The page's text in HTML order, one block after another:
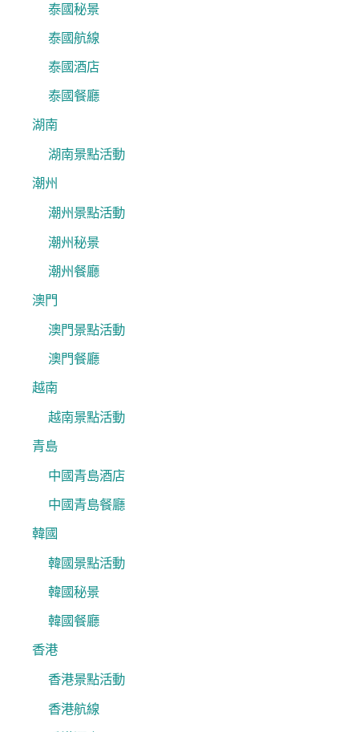
泰國秘景
泰國航線
泰國酒店
泰國餐廳
湖南
湖南景點活動
潮州
潮州景點活動
潮州秘景
潮州餐廳
澳門
澳門景點活動
澳門餐廳
越南
越南景點活動
青島
中國青島酒店
中國青島餐廳
韓國
韓國景點活動
韓國秘景
韓國餐廳
香港
香港景點活動
香港航線